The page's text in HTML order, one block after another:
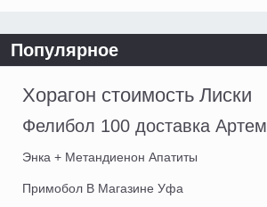
Популярное
Хорагон стоимость Лиски
Фелибол 100 доставка Артем
Энка + Метандиенон Апатиты
Примобол В Магазине Уфа